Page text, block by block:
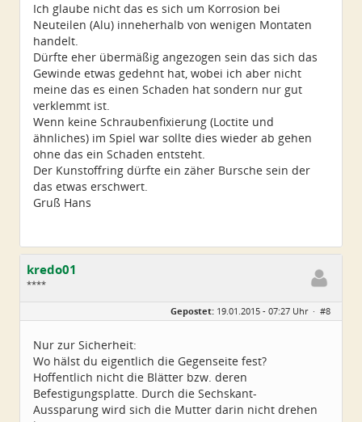
Beiträge:
2371
Dabei seit:
11 / 2006
Ich glaube nicht das es sich um Korrosion bei
Neuteilen (Alu) inneherhalb von wenigen Montaten
handelt.
Dürfte eher übermäßig angezogen sein das sich das
Gewinde etwas gedehnt hat, wobei ich aber nicht
meine das es einen Schaden hat sondern nur gut
verklemmt ist.
Wenn keine Schraubenfixierung (Loctite und
ähnliches) im Spiel war sollte dies wieder ab gehen
ohne das ein Schaden entsteht.
Der Kunstoffring dürfte ein zäher Bursche sein der
das etwas erschwert.
Gruß Hans
kredo01
****
Alter:
39
Dabei seit:
06 / 2010
Gepostet: 19.01.2015 - 07:27 Uhr · #8
Nur zur Sicherheit:
Wo hälst du eigentlich die Gegenseite fest?
Hoffentlich nicht die Blätter bzw. deren
Befestigungsplatte. Durch die Sechskant-
Aussparung wird sich die Mutter darin nicht drehen